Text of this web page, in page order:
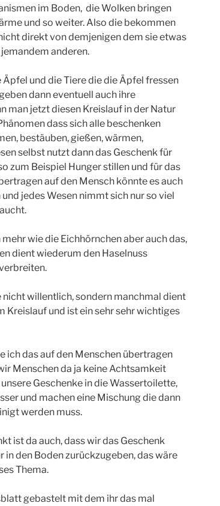
im Boden, die Wolken bringen
und so weiter. Also die bekommen
direkt von demjenigen dem sie etwas
anderen.
und die Tiere die die Äpfel fressen
dann eventuell auch ihre
man jetzt diesen Kreislauf in der Natur
dass sich alle beschenken
bestäuben, gießen, wärmen,
selbst nutzt dann das Geschenk für
zum Beispiel Hunger stillen und für das
auf den Mensch könnte es auch
jedes Wesen nimmt sich nur so viel
wie die Eichhörnchen aber auch das,
dient wiederum den Haselnuss
nicht willentlich, sondern manchmal dient
Kreislauf und ist ein sehr sehr wichtiges
ich das auf den Menschen übertragen
Menschen da ja keine Achtsamkeit
Geschenke in die Wassertoilette,
und machen eine Mischung die dann
werden muss.
ist da auch, dass wir das Geschenk
in den Boden zurückzugeben, das wäre
Thema.
gebastelt mit dem ihr das mal